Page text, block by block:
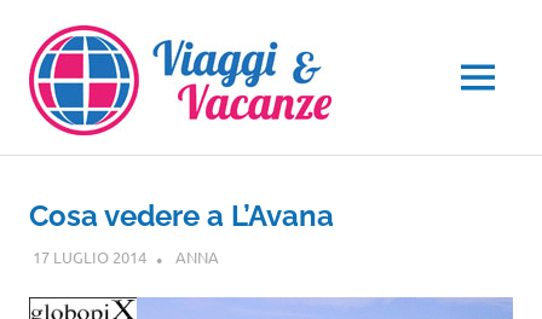
contenuto
MENU
Cosa vedere a L’Avana
17 LUGLIO 2014 ANNA